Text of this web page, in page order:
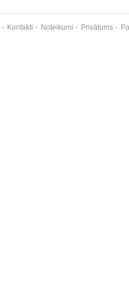
Kontakti Noteikumi Privātums